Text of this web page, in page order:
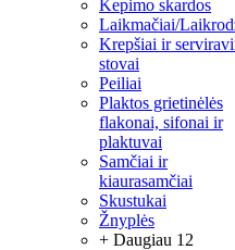
Kepimo skardos
Laikmačiai/
Krepšiai ir
stovai
Peiliai
Plaktos grietinėlės
flakonai, sifonai ir
plaktuvai
Samčiai ir
kiaurasamčiai
Skustukai
Žnyplės
+ Daugiau 12